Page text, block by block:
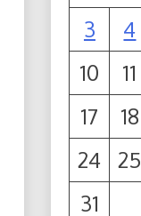
3
4
10
11
17
18
24
25
31